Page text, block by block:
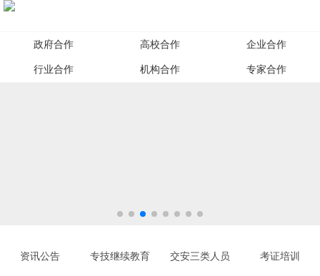
政府合作 高校合作 企业合作
行业合作 机构合作 专家合作
资讯公告 专技继续教育 交安三类人员 考证培训